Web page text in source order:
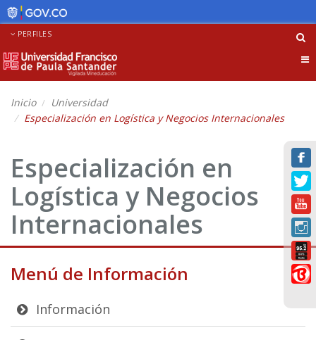
PERFILES
Inicio
Universidad
Especialización en Logística y Negocios Internacionales
Especialización en
Logística y Negocios
Internacionales
Menú de Información
Información